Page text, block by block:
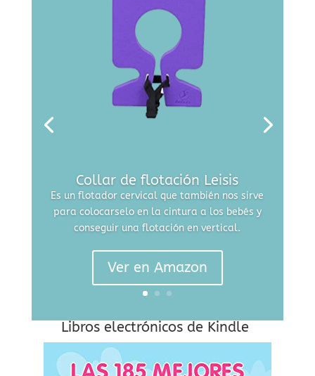
Collar de flotación Leisis
Es un flotador cervical que también nos sirve
para colocarselo en la cintura a los bebés y
conseguir una flotación en vertical.
Ver en Amazon
Libros electrónicos de Kindle